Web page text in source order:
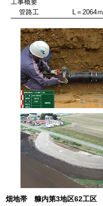
工事概要
管路工 L＝2064ｍ
​畑地帯 糠内第3地区62工区